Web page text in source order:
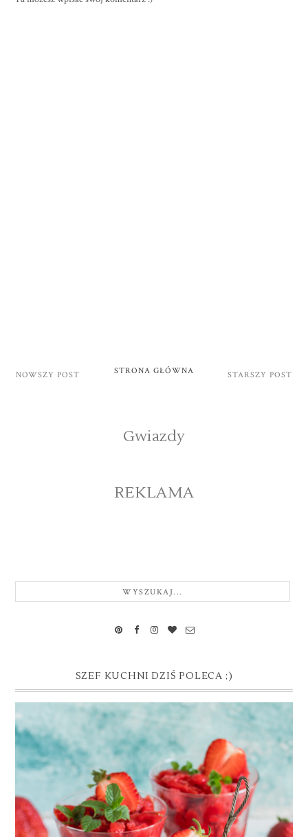
NOWSZY POST STARSZY POST
STRONA GŁÓWNA
Gwiazdy
REKLAMA
SZEF KUCHNI DZIŚ POLECA ;)